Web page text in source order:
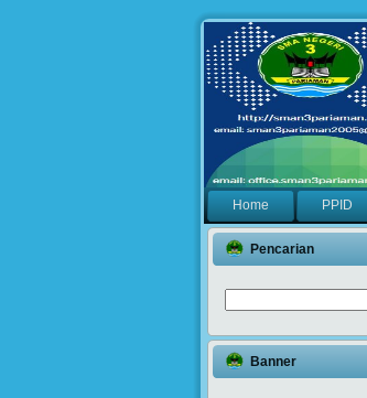
Home PPID
Pencarian
Banner